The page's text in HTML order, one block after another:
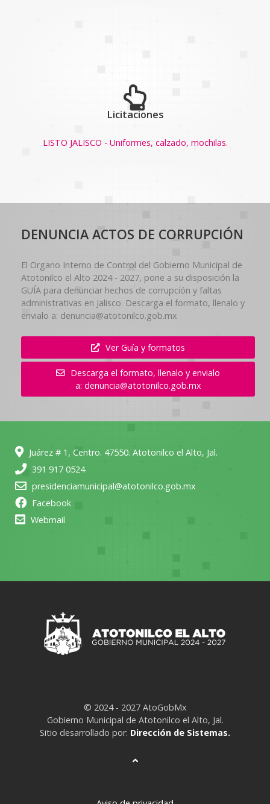
Licitaciones
LISTO JALISCO - Uniformes, calzado, mochilas.
DENUNCIA ACTOS DE CORRUPCIÓN
El Organo Interno de Control del Gobierno Municipal de
Atotonilco el Alto 2024 - 2027, pone a su disposición la
GUÍA para denunciar hechos de corrupción y faltas
administrativas en Jalisco. Descarga el formato, llenalo y
envialo a: denuncia@atotonilco.gob.mx
Ver Guía y formatos
Descarga el formato, llenalo y envialo
a: denuncia@atotonilco.gob.mx
Juárez # 1, Centro. 47550. Atotonilco el Alto, Jal.
391 917 0524
presidenciamunicipal@atotonilco.gob.mx
Facebook
Webmail
© 2024 - 2027 AtoGobMx
Gobierno Municipal de Atotonilco el Alto, Jal.
Sitio desarrollado por: Dirección de Sistemas.